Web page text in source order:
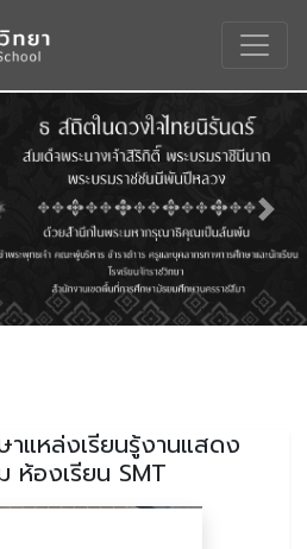
Next
แหล่งเรียนรู้งานแสดง
ห้องเรียน SMT